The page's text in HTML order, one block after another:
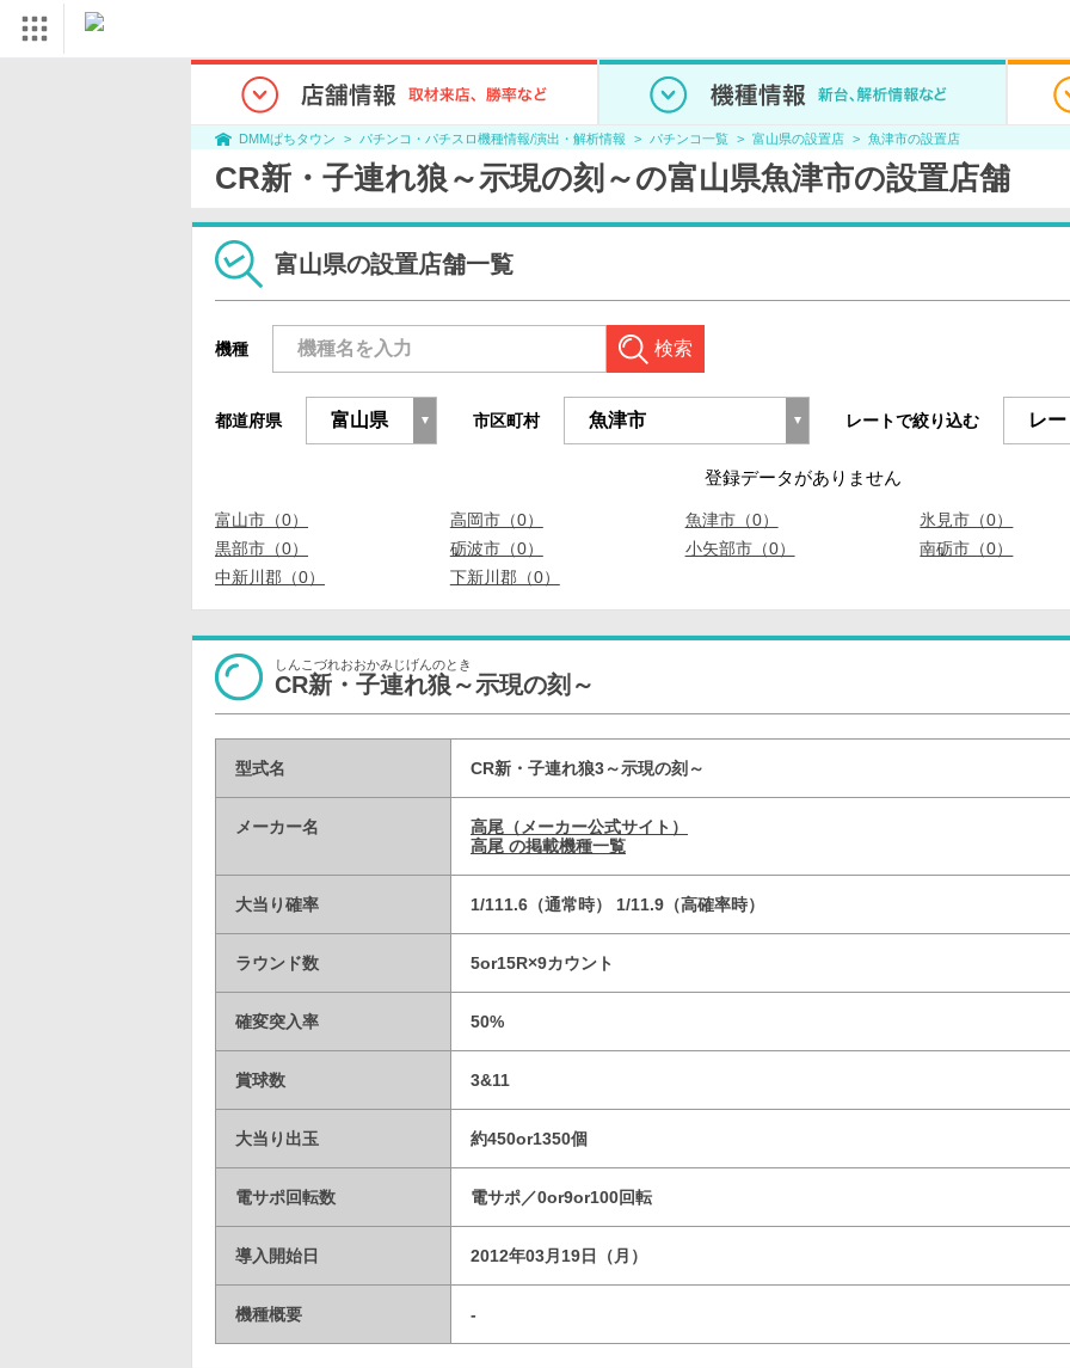
DMMぱちタウン パチンコ・パチスロ機種情報/演出・解析情報 パチンコ一覧 富山県の設置店 魚津市の設置店
CR新・子連れ狼～示現の刻～の富山県魚津市の設置店舗
富山県の設置店舗一覧
機種 検索
都道府県 市区町村 レートで絞り込む
登録データがありません
富山市（0） 高岡市（0） 魚津市（0） 氷見市（0）
黒部市（0）
砺波市（0） 小矢部市（0） 南砺市（0）
中新川郡（0）
下新川郡（0）
しんこづれおおかみじげんのとき
CR新・子連れ狼～示現の刻～
型式名 CR新・子連れ狼3～示現の刻～
メーカー名
高尾（メーカー公式サイト）
高尾 の掲載機種一覧
大当り確率 1/111.6（通常時） 1/11.9（高確率時）
ラウンド数 5or15R×9カウント
確変突入率 50%
賞球数 3&11
大当り出玉 約450or1350個
電サポ回転数 電サポ／0or9or100回転
導入開始日 2012年03月19日（月）
機種概要 -